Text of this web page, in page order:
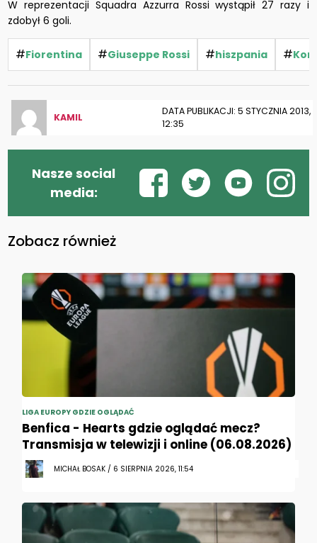
W reprezentacji Squadra Azzurra Rossi wystąpił 27 razy i
zdobył 6 goli.
#Fiorentina #Giuseppe Rossi #hiszpania #
KAMIL
DATA PUBLIKACJI: 5 STYCZNIA 2013,
12:35
Nasze social
media:
Zobacz również
LIGA EUROPY GDZIE OGLĄDAĆ
Benfica - Hearts gdzie oglądać mecz?
Transmisja w telewizji i online (06.08.2026)
MICHAŁ BOSAK / 6 SIERPNIA 2026, 11:54